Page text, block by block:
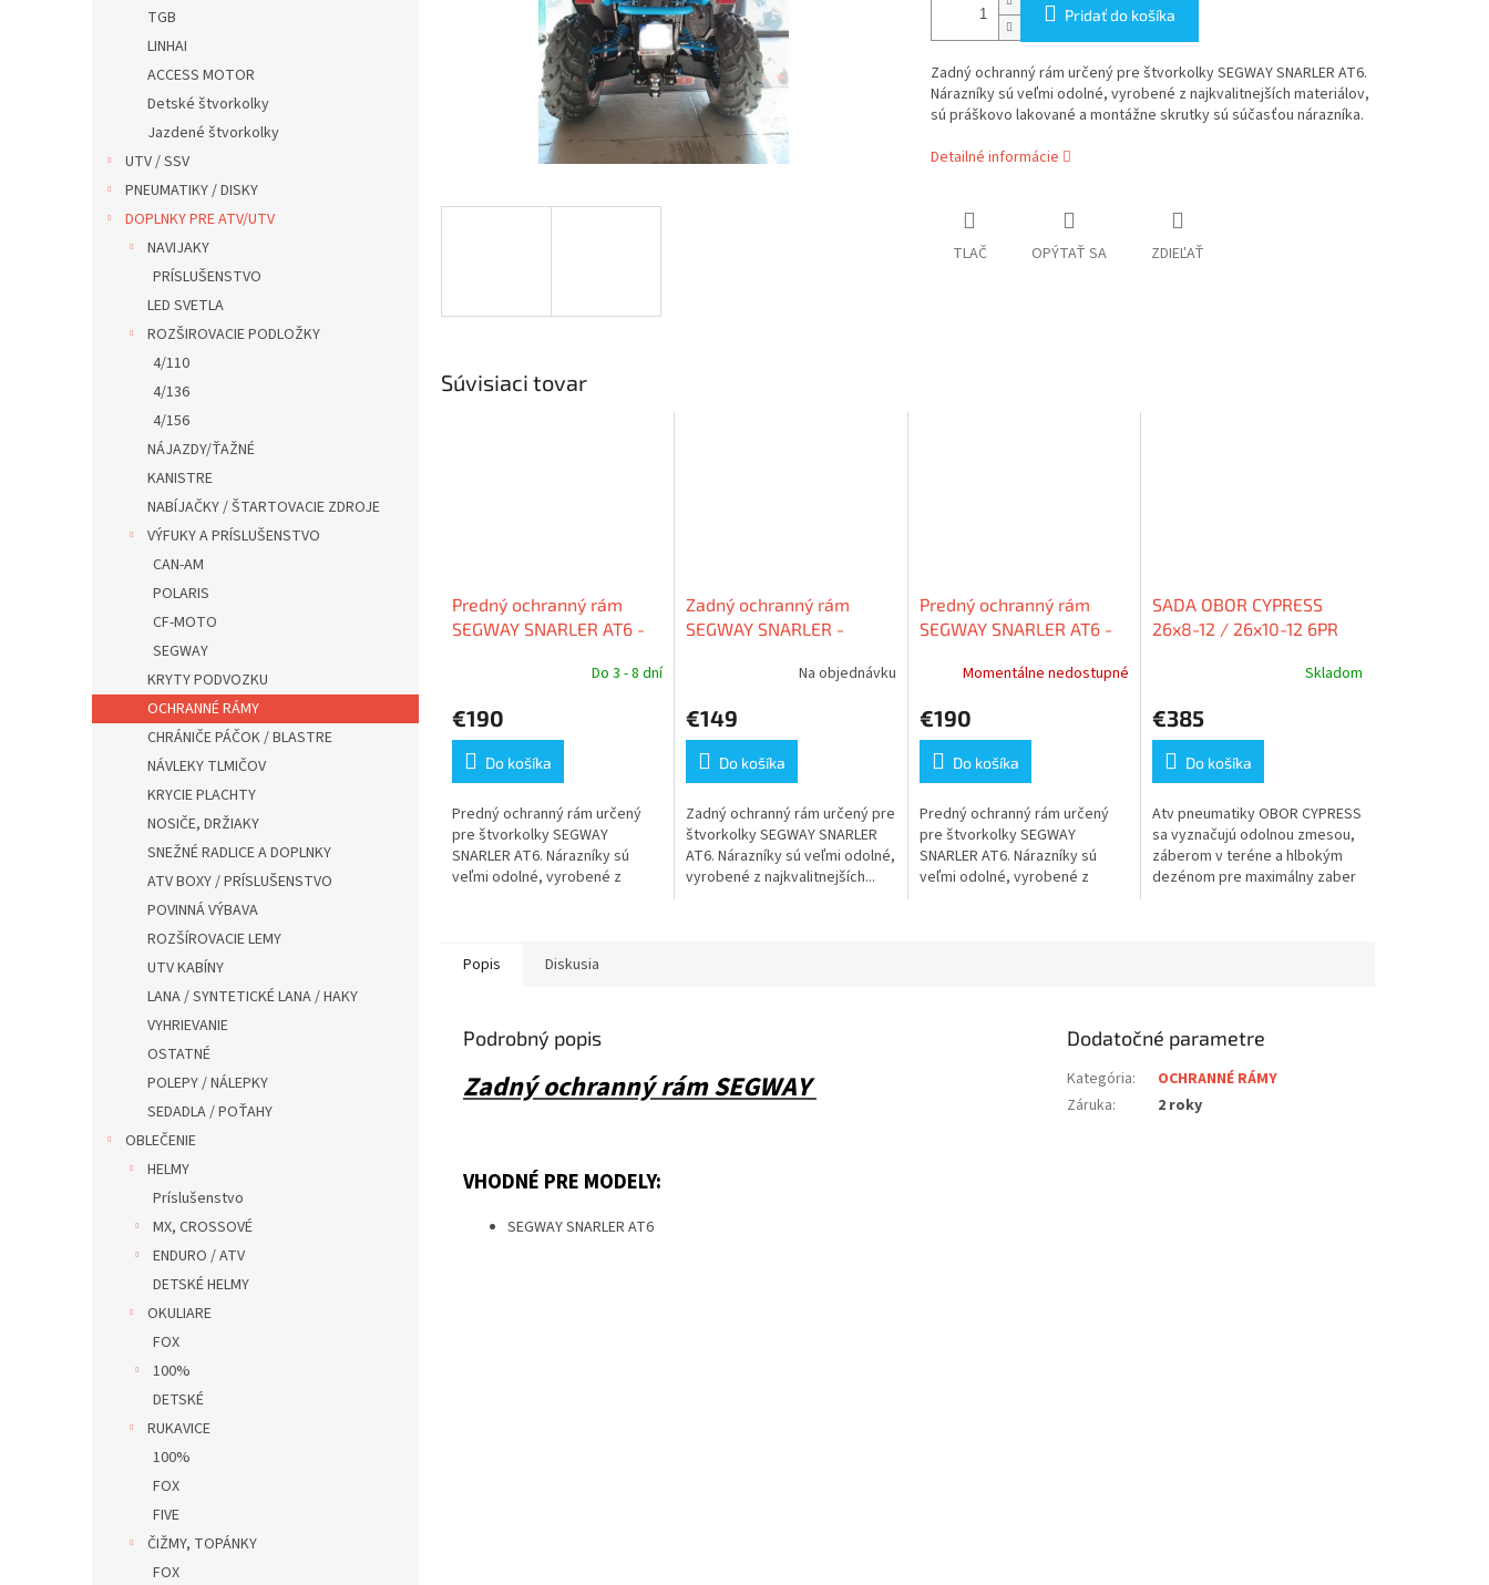
TGB
LINHAI
ACCESS MOTOR
Detské štvorkolky
Jazdené štvorkolky
UTV / SSV
PNEUMATIKY / DISKY
DOPLNKY PRE ATV/UTV
NAVIJAKY
PRÍSLUŠENSTVO
LED SVETLA
ROZŠIROVACIE PODLOŽKY
4/110
4/136
4/156
NÁJAZDY/ŤAŽNÉ
KANISTRE
NABÍJAČKY / ŠTARTOVACIE ZDROJE
VÝFUKY A PRÍSLUŠENSTVO
CAN-AM
POLARIS
CF-MOTO
SEGWAY
KRYTY PODVOZKU
OCHRANNÉ RÁMY
CHRÁNIČE PÁČOK / BLASTRE
NÁVLEKY TLMIČOV
KRYCIE PLACHTY
NOSIČE, DRŽIAKY
SNEŽNÉ RADLICE A DOPLNKY
ATV BOXY / PRÍSLUŠENSTVO
POVINNÁ VÝBAVA
ROZŠÍROVACIE LEMY
UTV KABÍNY
LANA / SYNTETICKÉ LANA / HAKY
VYHRIEVANIE
OSTATNÉ
POLEPY / NÁLEPKY
SEDADLA / POŤAHY
OBLEČENIE
HELMY
Príslušenstvo
MX, CROSSOVÉ
ENDURO / ATV
DETSKÉ HELMY
OKULIARE
FOX
100%
DETSKÉ
RUKAVICE
100%
FOX
FIVE
ČIŽMY, TOPÁNKY
FOX
Pridať do košíka
Zadný ochranný rám určený pre štvorkolky SEGWAY SNARLER AT6.
Nárazníky sú veľmi odolné, vyrobené z najkvalitnejších materiálov,
sú práškovo lakované a montážne skrutky sú súčasťou nárazníka.
Detailné informácie
TLAČ OPÝTAŤ SA ZDIEĽAŤ
Súvisiaci tovar
Predný ochranný rám
SEGWAY SNARLER AT6 -
Do 3 - 8 dní
€190
Do košíka
Predný ochranný rám určený
pre štvorkolky SEGWAY
SNARLER AT6. Nárazníky sú
veľmi odolné, vyrobené z
Zadný ochranný rám
SEGWAY SNARLER -
Na objednávku
€149
Do košíka
Zadný ochranný rám určený pre
štvorkolky SEGWAY SNARLER
AT6. Nárazníky sú veľmi odolné,
vyrobené z najkvalitnejších...
Predný ochranný rám
SEGWAY SNARLER AT6 -
Momentálne nedostupné
€190
Do košíka
Predný ochranný rám určený
pre štvorkolky SEGWAY
SNARLER AT6. Nárazníky sú
veľmi odolné, vyrobené z
SADA OBOR CYPRESS
26x8-12 / 26x10-12 6PR
Skladom
€385
Do košíka
Atv pneumatiky OBOR CYPRESS
sa vyznačujú odolnou zmesou,
záberom v teréne a hlbokým
dezénom pre maximálny zaber
Popis Diskusia
Podrobný popis
Zadný ochranný rám SEGWAY
VHODNÉ PRE MODELY:
SEGWAY SNARLER AT6
Dodatočné parametre
Kategória:
OCHRANNÉ RÁMY
Záruka: 2 roky